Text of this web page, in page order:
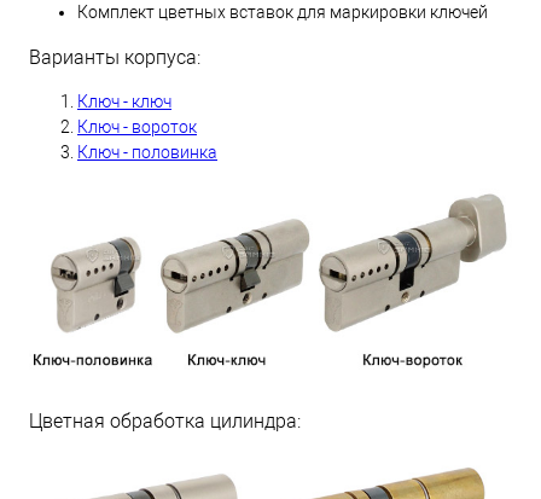
Комплект цветных вставок для маркировки ключей
Варианты корпуса:
Ключ - ключ
Ключ - вороток
Ключ - половинка
Цветная обработка цилиндра: